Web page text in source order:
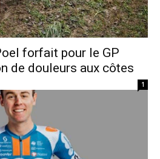
forfait pour le GP
de douleurs aux côtes
1